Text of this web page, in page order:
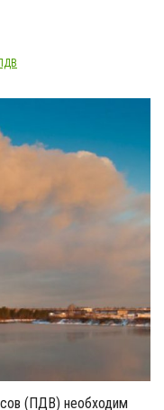
(ПДВ) необходим